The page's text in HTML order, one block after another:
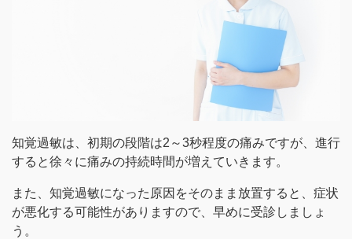
知覚過敏は、初期の段階は2～3秒程度の痛みですが、進行
すると徐々に痛みの持続時間が増えていきます。
また、知覚過敏になった原因をそのまま放置すると、症状
が悪化する可能性がありますので、早めに受診しましょ
う。